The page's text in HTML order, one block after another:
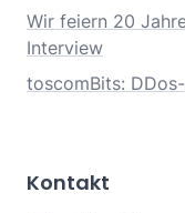
Wir feiern 20
Interview
toscomBits:
Kontakt